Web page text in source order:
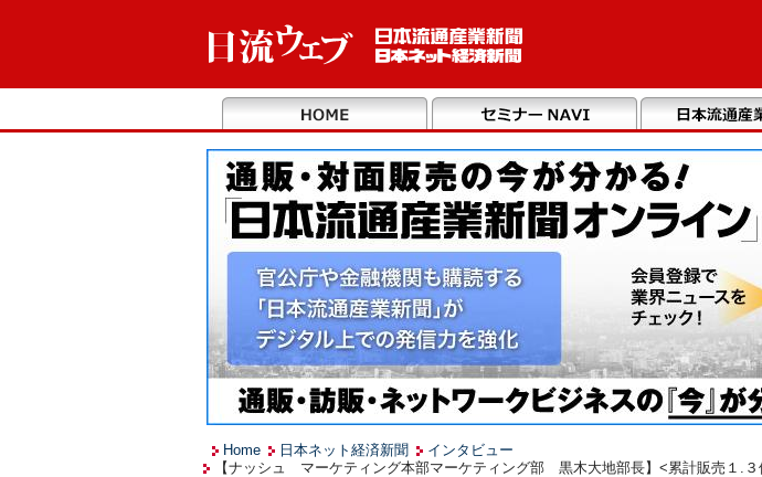
Home 日本ネット経済新聞
インタビュー
【ナッシュ マーケティング本部マーケティング部 黒木大地部長】<累計販売１.